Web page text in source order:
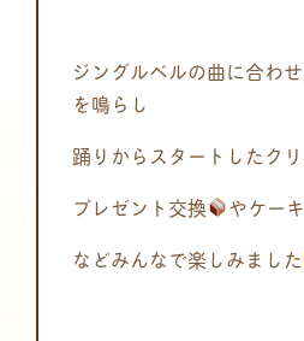
ジングルベルの曲に合わ
を鳴らし
踊りからスタートしたク
プレゼント交換
やケー
などみんなで楽しみました